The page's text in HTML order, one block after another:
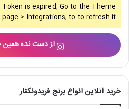
is expired, Go to the Theme
> Integrations, to to refresh it.
از دست نده همین
خرید آنلاین انواع برنج فریدونکنار